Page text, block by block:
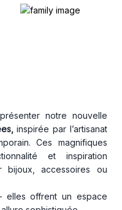
notre nouvelle
inspirée par l’artisanat
Ces magnifiques
et inspiration
bijoux, accessoires ou
elles offrent un espace